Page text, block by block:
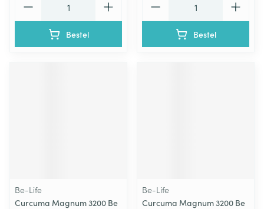
Bestel Bestel
Be-Life
Curcuma Magnum 3200 Be
Be-Life
Curcuma Magnum 3200 Be